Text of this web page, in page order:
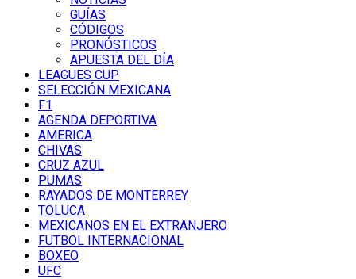
GUÍAS
CÓDIGOS
PRONÓSTICOS
APUESTA DEL DÍA
LEAGUES CUP
SELECCIÓN MEXICANA
F1
AGENDA DEPORTIVA
AMERICA
CHIVAS
CRUZ AZUL
PUMAS
RAYADOS DE MONTERREY
TOLUCA
MEXICANOS EN EL EXTRANJERO
FUTBOL INTERNACIONAL
BOXEO
UFC